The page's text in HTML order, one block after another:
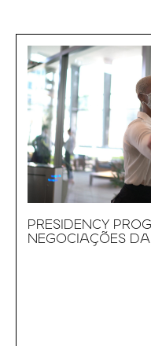
PRESIDENCY
NEGOCIAÇÕES